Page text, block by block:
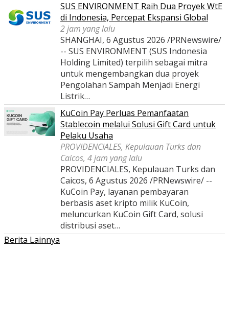
SUS ENVIRONMENT Raih Dua Proyek WtE
di Indonesia, Percepat Ekspansi Global
2 jam yang lalu
SHANGHAI, 6 Agustus 2026 /PRNewswire/
-- SUS ENVIRONMENT (SUS Indonesia
Holding Limited) terpilih sebagai mitra
untuk mengembangkan dua proyek
Pengolahan Sampah Menjadi Energi
Listrik…
KuCoin Pay Perluas Pemanfaatan
Stablecoin melalui Solusi Gift Card untuk
Pelaku Usaha
PROVIDENCIALES, Kepulauan Turks dan
Caicos, 4 jam yang lalu
PROVIDENCIALES, Kepulauan Turks dan
Caicos, 6 Agustus 2026 /PRNewswire/ --
KuCoin Pay, layanan pembayaran
berbasis aset kripto milik KuCoin,
meluncurkan KuCoin Gift Card, solusi
distribusi aset…
Berita Lainnya